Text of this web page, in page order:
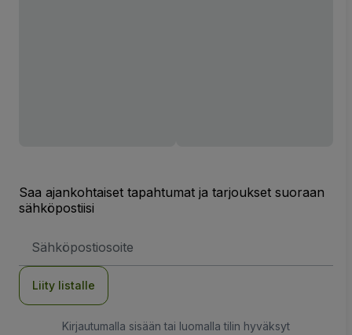
Saa ajankohtaiset tapahtumat ja tarjoukset suoraan
sähköpostiisi
Liity listalle
Kirjautumalla sisään tai luomalla tilin hyväksyt